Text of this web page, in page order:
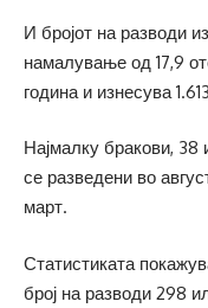
И бројот на разводи
намалување од 17,9
година и изнесува
Најмалку бракови, 38
се разведени во
март.
Статистиката
број на разводи 298